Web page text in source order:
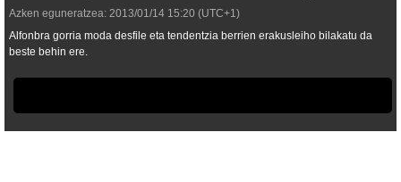
Azken eguneratzea: 2013/01/14 15:20 (UTC+1)
Alfonbra gorria moda desfile eta tendentzia berrien erakusleiho bilakatu da
beste behin ere.